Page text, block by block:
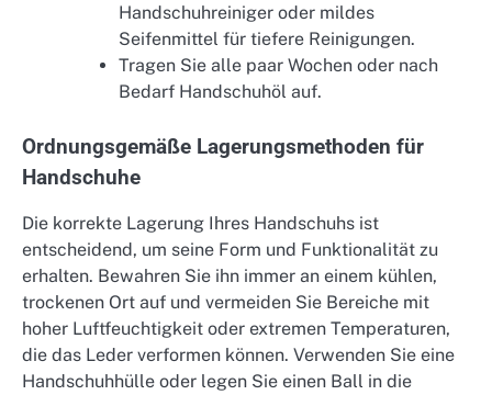
Handschuhreiniger oder mildes
Seifenmittel für tiefere Reinigungen.
Tragen Sie alle paar Wochen oder nach
Bedarf Handschuhöl auf.
Ordnungsgemäße Lagerungsmethoden für
Handschuhe
Die korrekte Lagerung Ihres Handschuhs ist
entscheidend, um seine Form und Funktionalität zu
erhalten. Bewahren Sie ihn immer an einem kühlen,
trockenen Ort auf und vermeiden Sie Bereiche mit
hoher Luftfeuchtigkeit oder extremen Temperaturen,
die das Leder verformen können. Verwenden Sie eine
Handschuhhülle oder legen Sie einen Ball in die